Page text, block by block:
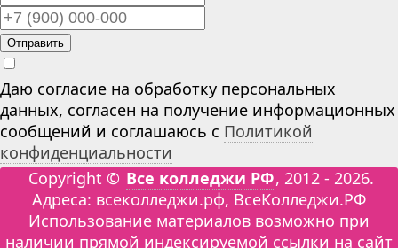
Отправить
Даю согласие на обработку персональных
данных, согласен на получение информационных
сообщений и соглашаюсь с Политикой
конфиденциальности
Copyright © Все колледжи РФ, 2012 - 2026.
Адреса: всеколледжи.рф, ВсеКолледжи.РФ
Использование материалов возможно при
наличии прямой индексируемой ссылки на сайт